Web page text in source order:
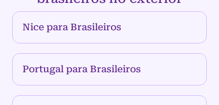
Nice para Brasileiros
Portugal para Brasileiros